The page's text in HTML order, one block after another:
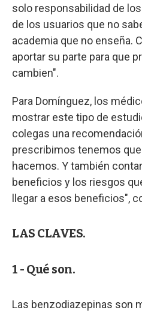
solo responsabilidad de
de los usuarios que no
academia que no enseña.
aportar su parte para que
cambien".
Para Domínguez, los
mostrar este tipo de
colegas una
prescribimos tenemos
hacemos. Y también
beneficios y los riesgos
llegar a esos beneficios",
LAS CLAVES.
1 - Qué son.
Las benzodiazepinas son